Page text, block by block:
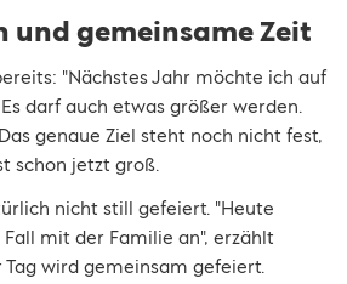
und gemeinsame Zeit
"Nächstes Jahr möchte ich auf
darf auch etwas größer werden.
genaue Ziel steht noch nicht fest,
schon jetzt groß.
nicht still gefeiert. "Heute
mit der Familie an", erzählt
Tag wird gemeinsam gefeiert.